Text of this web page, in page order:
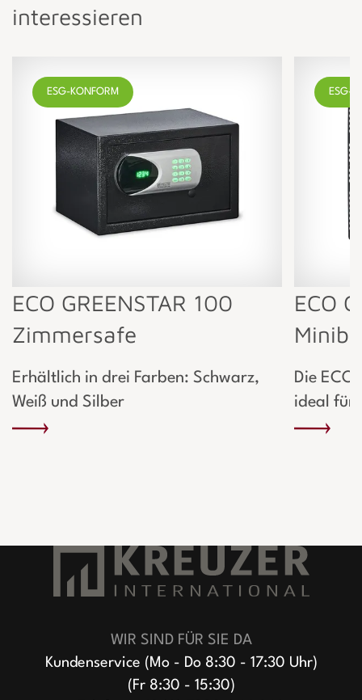
interessieren
ESG-KONFORM
ECO GREENSTAR 100
Zimmersafe
Erhältlich in drei Farben: Schwarz,
Weiß und Silber
ESG-
ECO
Die ECO
ideal
WIR SIND FÜR SIE DA
Kundenservice (Mo - Do 8:30 - 17:30 Uhr)
(Fr 8:30 - 15:30)